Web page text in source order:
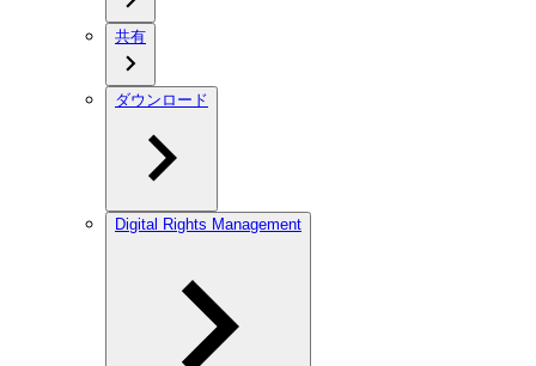
共有
ダウンロード
Digital Rights Management